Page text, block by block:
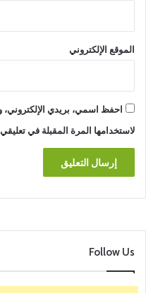
الموقع الإلكتروني
احفظ اسمي، بريدي الإلكتروني،
لاستخدامها المرة المقبلة في
Follow Us